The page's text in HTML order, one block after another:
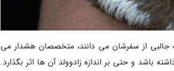
از سفرشان می دانند، متخصصان هشدار می
باشد و حتی بر اندازه زادوولد آن ها اثر بگذارد.